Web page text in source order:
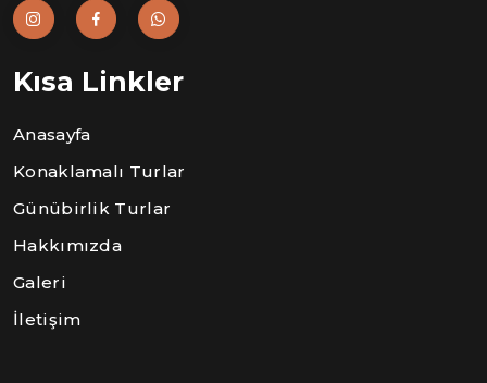
Kısa Linkler
Anasayfa
Konaklamalı Turlar
Günübirlik Turlar
Hakkımızda
Galeri
İletişim